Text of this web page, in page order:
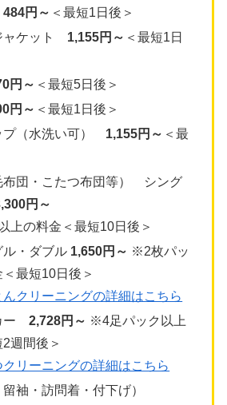
484円～ ＜最短1日後＞
ャケット 1,155円～ ＜最短1日
円～ ＜最短5日後＞
円～ ＜最短1日後＞
プ（水洗い可） 1,155円～ ＜最
布団・こたつ布団等） シング
円～
上の料金＜最短10日後＞
・ダブル 1,650円～ ※2枚パッ
最短10日後＞
んクリーニングの詳細はこちら
ー2,728円～ ※4足パック以上
週間後＞
クリーニングの詳細はこちら
留袖・訪問着・付下げ）